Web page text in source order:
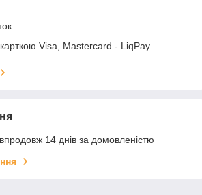
Visa, Mastercard - LiqPay
14 днів за домовленістю